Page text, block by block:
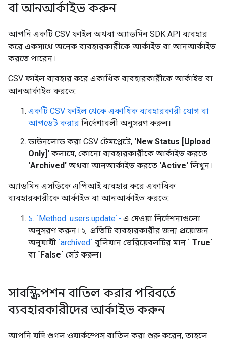
বা আনআর্কাইভ করুন
আপনি একটি CSV ফাইল অথবা অ্যাডমিন SDK API ব্যবহার
করে একসাথে অনেক ব্যবহারকারীকে আর্কাইভ বা আনআর্কাইভ
করতে পারেন।
CSV ফাইল ব্যবহার করে একাধিক ব্যবহারকারীকে আর্কাইভ বা
আনআর্কাইভ করতে:
একটি CSV ফাইল থেকে একাধিক ব্যবহারকারী যোগ বা
আপডেট করার নির্দেশাবলী অনুসরণ করুন।
ডাউনলোড করা CSV টেমপ্লেটে, 'New Status [Upload
Only]' কলামে, কোনো ব্যবহারকারীকে আর্কাইভ করতে
'Archived' অথবা আনআর্কাইভ করতে 'Active' লিখুন।
অ্যাডমিন এসডিকে এপিআই ব্যবহার করে একাধিক
ব্যবহারকারীকে আর্কাইভ বা আনআর্কাইভ করতে:
১. `Method: users.update`- এ দেওয়া নির্দেশনাগুলো
অনুসরণ করুন। ২. প্রতিটি ব্যবহারকারীর জন্য প্রয়োজন
অনুযায়ী `archived` বুলিয়ান ভেরিয়েবলটির মান ` True`
বা `False` সেট করুন।
সাবস্ক্রিপশন বাতিল করার পরিবর্তে
ব্যবহারকারীদের আর্কাইভ করুন
আপনি যদি গুগল ওয়ার্কস্পেস বাতিল করা শুরু করেন, তাহলে